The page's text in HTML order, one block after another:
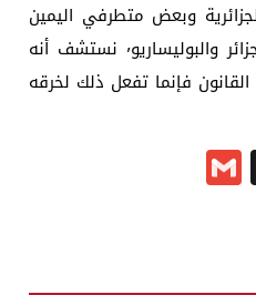
وبعض متطرفي اليمين
الذي يقتاتون على حساب الجزائر والبوليساريو٬ نستشف أنه
فإنما تفعل ذلك لخرقه
X